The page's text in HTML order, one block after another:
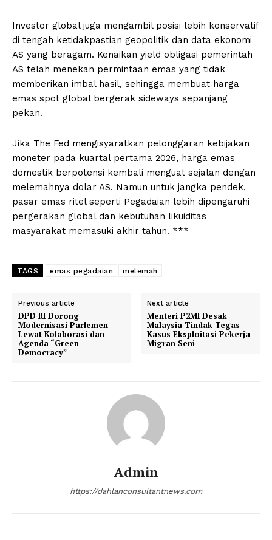
Investor global juga mengambil posisi lebih konservatif
di tengah ketidakpastian geopolitik dan data ekonomi
AS yang beragam. Kenaikan yield obligasi pemerintah
AS telah menekan permintaan emas yang tidak
memberikan imbal hasil, sehingga membuat harga
emas spot global bergerak sideways sepanjang
pekan.
Jika The Fed mengisyaratkan pelonggaran kebijakan
moneter pada kuartal pertama 2026, harga emas
domestik berpotensi kembali menguat sejalan dengan
melemahnya dolar AS. Namun untuk jangka pendek,
pasar emas ritel seperti Pegadaian lebih dipengaruhi
pergerakan global dan kebutuhan likuiditas
masyarakat memasuki akhir tahun. ***
TAGS emas pegadaian melemah
Previous article
DPD RI Dorong
Modernisasi Parlemen
Lewat Kolaborasi dan
Agenda “Green
Democracy”
Next article
Menteri P2MI Desak
Malaysia Tindak Tegas
Kasus Eksploitasi Pekerja
Migran Seni
Admin
https://dahlanconsultantnews.com